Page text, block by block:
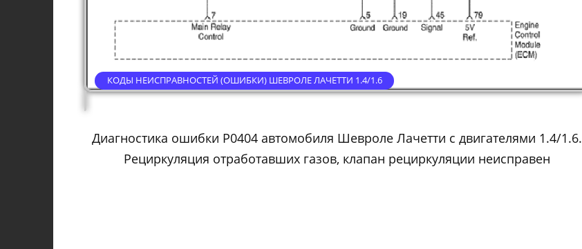
КОДЫ НЕИСПРАВНОСТЕЙ (ОШИБКИ) ШЕВРОЛЕ ЛАЧЕТТИ 1.4/1.6
Диагностика ошибки P0404 автомобиля Шевроле Лачетти с двигателями 1.4/1.6.
Рециркуляция отработавших газов, клапан рециркуляции неисправен